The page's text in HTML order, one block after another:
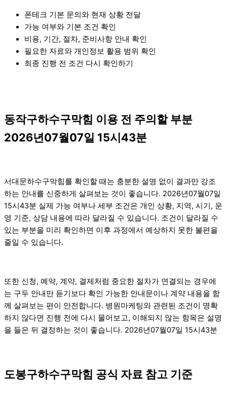
폰테크 기본 문의와 현재 상황 전달
가능 여부와 기본 조건 확인
비용, 기간, 절차, 준비사항 안내 확인
필요한 자료와 개인정보 활용 범위 확인
최종 진행 전 조건 다시 확인하기
동작구하수구막힘 이용 전 주의할 부분
2026년07월07일 15시43분
서대문하수구막힘를 확인할 때는 충분한 설명 없이 결과만 강조
하는 안내를 신중하게 살펴보는 것이 좋습니다. 2026년07월07일
15시43분 실제 가능 여부나 세부 조건은 개인 상황, 지역, 시기, 운
영 기준, 상담 내용에 따라 달라질 수 있습니다. 조건이 달라질 수
있는 부분을 미리 확인하면 이후 과정에서 예상하지 못한 불편을
줄일 수 있습니다.
또한 신청, 예약, 계약, 결제처럼 중요한 절차가 연결되는 경우에
는 구두 안내만 듣기보다 확인 가능한 안내문이나 계약 내용을 함
께 살펴보는 편이 안전합니다. 병원마케팅와 관련된 조건이 명확
하지 않다면 진행 전에 다시 물어보고, 이해되지 않는 항목은 설명
을 들은 뒤 결정하는 것이 좋습니다. 2026년07월07일 15시43분
도봉구하수구막힘 공식 자료 참고 기준